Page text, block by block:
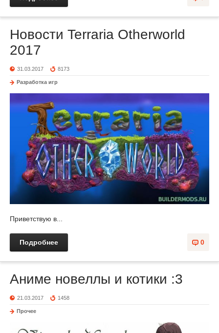
Новости Terraria Otherworld
2017
31.03.2017 8173
Разработка игр
Приветствую в...
0
Подробнее
Аниме новеллы и котики :3
21.03.2017 1458
Прочее